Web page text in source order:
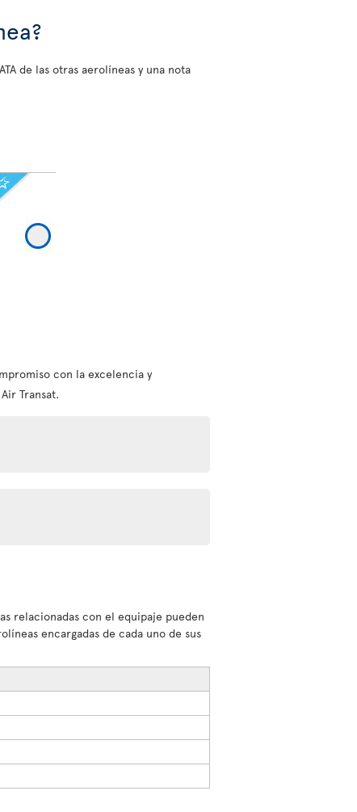
de las otras aerolíneas y una nota
con la excelencia y
Transat.
relacionadas con el equipaje pueden
encargadas de cada uno de sus